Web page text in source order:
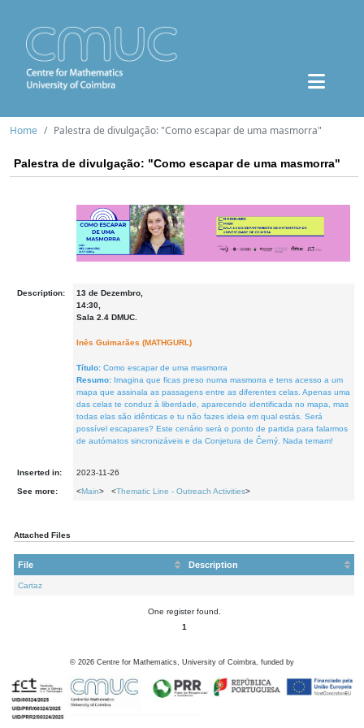
Home Palestra de divulgação: "Como escapar de uma masmorra"
Palestra de divulgação: "Como escapar de uma masmorra"
Description:
13 de Dezembro,
14:30,
Sala 2.4 DMUC.
Inês Guimarães (MATHGURL)
Título: Como escapar de uma masmorra
Resumo: Imagina que ficas preso numa masmorra e tens acesso a um
mapa que assinala as passagens entre as diferentes celas. Apenas uma
das celas te conduz à liberdade, aparecendo identificada no mapa, mas
todas elas são idênticas e tu não fazes ideia em qual estás. Será
possível escapares? Este cenário será o ponto de partida para falarmos
de autómatos sincronizáveis e da Conjetura de Černý. Nada temam!
Inserted in: 2023-11-26
See more: <Main> <Thematic Line - Outreach Activities>
Attached Files
File Description
Cartaz
One register found.
1
© 2026 Centre for Mathematics, University of Coimbra, funded by